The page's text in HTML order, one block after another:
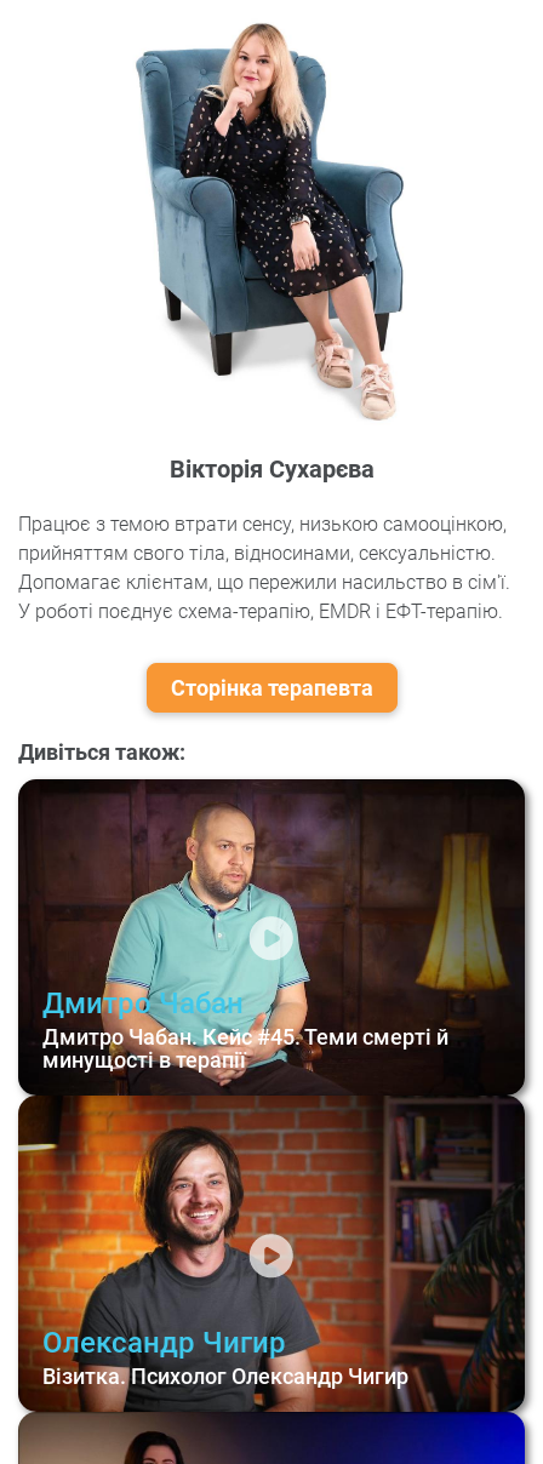
Вікторія Сухарєва
Працює з темою втрати сенсу, низькою самооцінкою,
прийняттям свого тіла, відносинами, сексуальністю.
Допомагає клієнтам, що пережили насильство в сім'ї.
У роботі поєднує схема-терапію, EMDR і ЕФТ-терапію.
Сторінка терапевта
Дивіться також:
Дмитро Чабан
Дмитро Чабан. Кейс #45. Теми смерті й
минущості в терапії
Олександр Чигир
Візитка. Психолог Олександр Чигир